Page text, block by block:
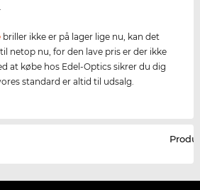
briller ikke er på lager lige nu, kan det
netop nu, for den lave pris er der ikke
at købe hos Edel-Optics sikrer du dig
standard er altid til udsalg.